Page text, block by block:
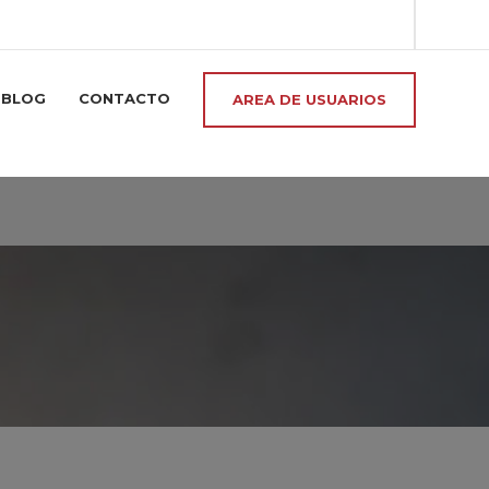
BLOG CONTACTO AREA DE USUARIOS